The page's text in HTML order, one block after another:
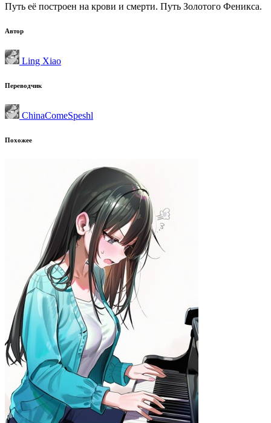
Путь её построен на крови и смерти. Путь Золотого Феникса.
Автор
Ling Xiao
Переводчик
ChinaComeSpeshl
Похожее